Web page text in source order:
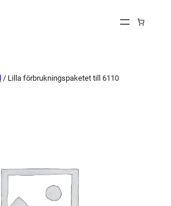
/ Lilla förbrukningspaketet till 6110